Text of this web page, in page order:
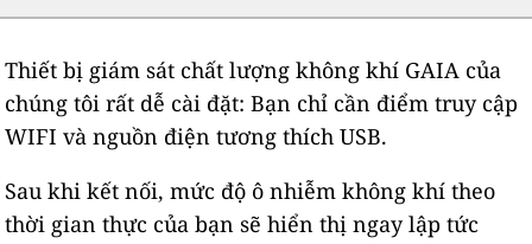
Thiết bị giám sát chất lượng không khí GAIA của
chúng tôi rất dễ cài đặt: Bạn chỉ cần điểm truy cập
WIFI và nguồn điện tương thích USB.
Sau khi kết nối, mức độ ô nhiễm không khí theo
thời gian thực của bạn sẽ hiển thị ngay lập tức